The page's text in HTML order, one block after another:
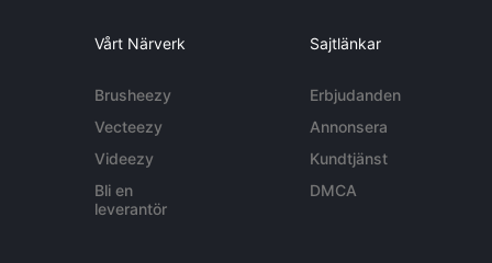
Vårt Närverk
Brusheezy
Vecteezy
Videezy
Bli en
leverantör
Sajtlänkar
Erbjudanden
Annonsera
Kundtjänst
DMCA